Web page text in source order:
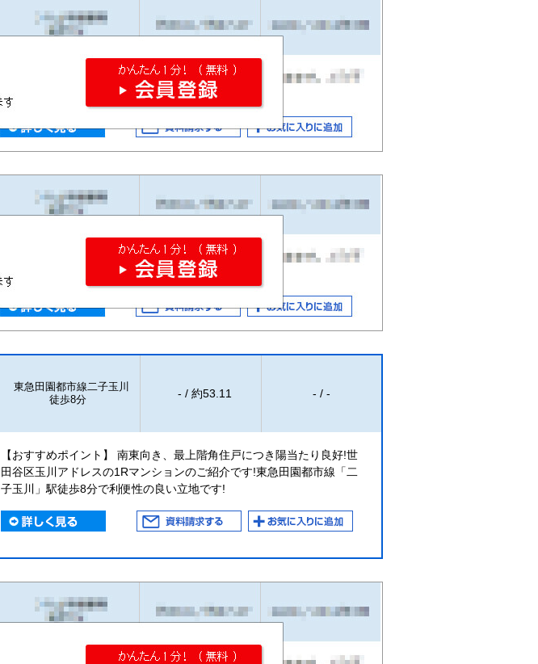
東急田園都市線二子玉川
徒歩8分
- / 約53.11 - / -
【おすすめポイント】 南東向き、最上階角住戸につき陽当たり良好!世
田谷区玉川アドレスの1Rマンションのご紹介です!東急田園都市線「二
子玉川」駅徒歩8分で利便性の良い立地です!